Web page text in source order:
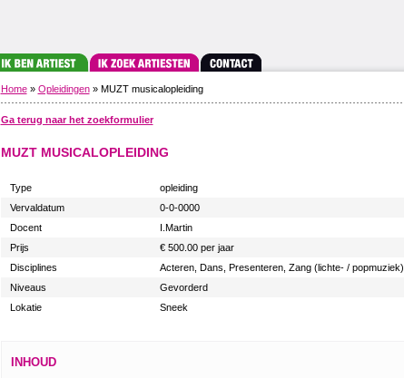
Home » Opleidingen » MUZT musicalopleiding
Ga terug naar het zoekformulier
MUZT MUSICALOPLEIDING
Type
opleiding
Vervaldatum
0-0-0000
Docent
I.Martin
Prijs
€ 500.00 per jaar
Disciplines
Acteren, Dans, Presenteren, Zang (lichte- / popmuziek)
Niveaus
Gevorderd
Lokatie
Sneek
INHOUD